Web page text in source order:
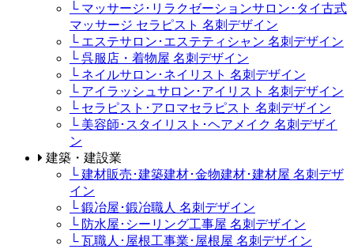
└ マッサージ･リラクゼーションサロン･タイ古式
マッサージ セラピスト 名刺デザイン
└ エステサロン･エステティシャン 名刺デザイン
└ 呉服店・着物屋 名刺デザイン
└ ネイルサロン･ネイリスト 名刺デザイン
└ アイラッシュサロン･アイリスト 名刺デザイン
└ セラピスト･アロマセラピスト 名刺デザイン
└ 美容師･スタイリスト･ヘアメイク 名刺デザイ
ン
建築・建設業
└ 建材販売･建築建材･金物建材･建材屋 名刺デザ
イン
└ 鍛冶屋･鍛冶職人 名刺デザイン
└ 防水屋･シーリング工事屋 名刺デザイン
└ 瓦職人･屋根工事業･屋根屋 名刺デザイン